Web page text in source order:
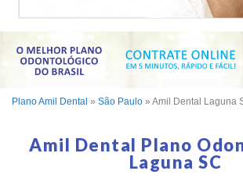
Plano Amil Dental » São Paulo » Amil Dental Laguna
Amil Dental Plano
Laguna SC